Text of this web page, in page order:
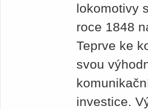
lokomotivy
roce 1848
Teprve ke
svou
investice.